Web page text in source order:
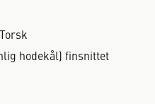
hodekål) finsnittet